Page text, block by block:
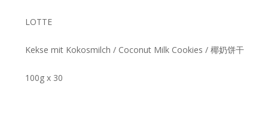
LOTTE
Kekse mit Kokosmilch / Coconut Milk Cookies / 椰奶饼干
100g x 30